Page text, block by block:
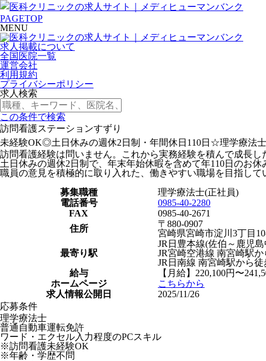
PAGETOP
MENU
求人掲載について
全国医院一覧
運営会社
利用規約
プライバシーポリシー
求人検索
この条件で検索
訪問看護ステーションすずり
未経験OK◎土日休みの週休2日制・年間休日110日☆理学療法
訪問看護経験は問いません。これから実務経験を積んで成長
土日休みの週休2日制で、年末年始休暇を含めて年110日のお
職員の意見を積極的に取り入れた、働きやすい職場を目指し
募集職種
理学療法士(正社員)
電話番号
0985-40-2280
FAX
0985-40-2671
住所
〒880-0907
宮崎県宮崎市淀川3丁目
最寄り駅
JR日豊本線(佐伯～鹿児
JR宮崎空港線 南宮崎駅か
JR日南線 南宮崎駅から徒
給与
【月給】220,100円〜
ホームページ
こちらから
求人情報公開日
2025/11/26
応募条件
理学療法士
普通自動車運転免許
ワード・エクセル入力程度のPCスキル
※訪問看護未経験OK
※年齢・学歴不問